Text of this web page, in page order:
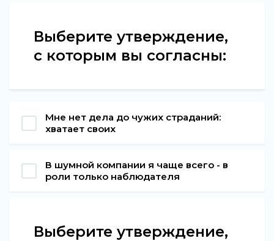
Выберите утверждение,
с которым вы согласны:
Мне нет дела до чужих страданий:
хватает своих
В шумной компании я чаще всего - в
роли только наблюдателя
Выберите утверждение,